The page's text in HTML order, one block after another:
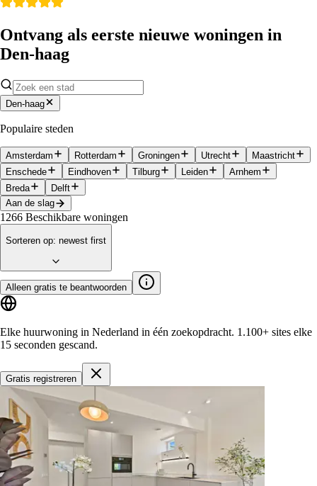
Ontvang als eerste nieuwe woningen in
Den-haag
Den-haag
Populaire steden
Amsterdam Rotterdam Groningen Utrecht
Maastricht
Enschede
Eindhoven Tilburg Leiden
Arnhem
Breda
Delft
Aan de slag
1266 Beschikbare woningen
Sorteren op: newest first
Alleen gratis te beantwoorden
Elke huurwoning in Nederland in één zoekopdracht. 1.100+ sites elke
15 seconden gescand.
Gratis registreren